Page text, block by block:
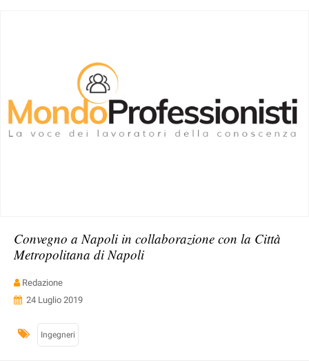
Convegno a Napoli in collaborazione con la Città
Metropolitana di Napoli
Redazione
24 Luglio 2019
Ingegneri